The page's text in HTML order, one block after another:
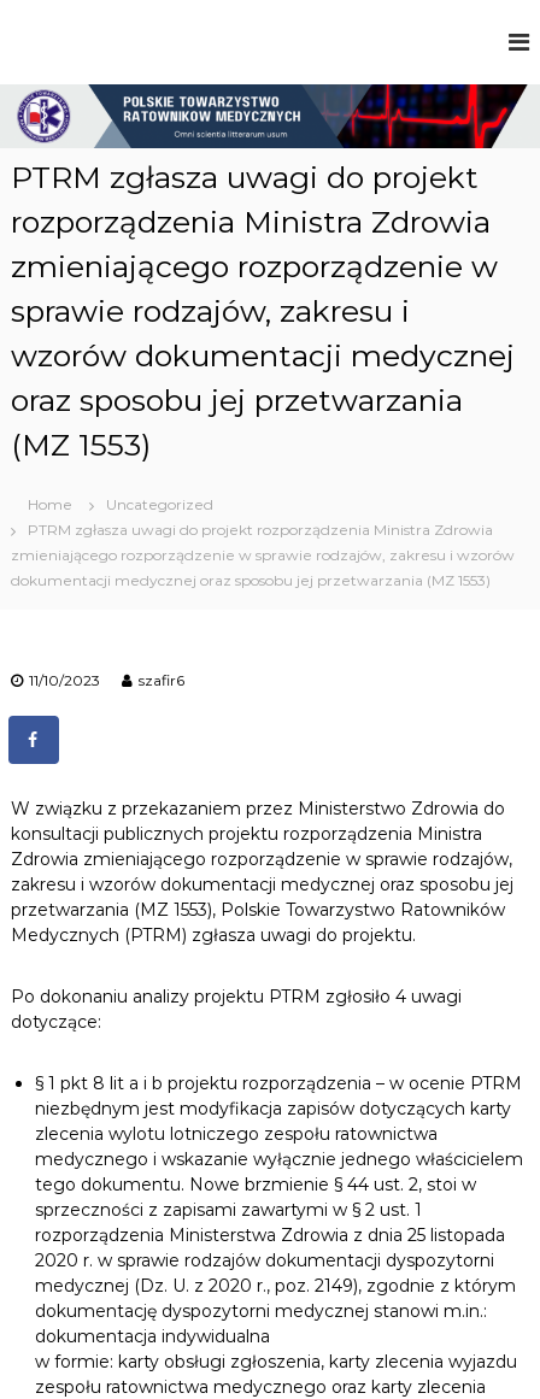
l
s
k
e
o
a
z
s
w
R
o
w
n
e
c
z
y
c
h
PTRM zgłasza uwagi do projekt
rozporządzenia Ministra Zdrowia
zmieniającego rozporządzenie w
sprawie rodzajów, zakresu i
wzorów dokumentacji medycznej
oraz sposobu jej przetwarzania
(MZ 1553)
Home
Uncategorized
PTRM zgłasza uwagi do projekt rozporządzenia Ministra Zdrowia
zmieniającego rozporządzenie w sprawie rodzajów, zakresu i wzorów
dokumentacji medycznej oraz sposobu jej przetwarzania (MZ 1553)
11/10/2023 szafir6
W związku z przekazaniem przez Ministerstwo Zdrowia do
konsultacji publicznych projektu rozporządzenia Ministra
Zdrowia zmieniającego rozporządzenie w sprawie rodzajów,
zakresu i wzorów dokumentacji medycznej oraz sposobu jej
przetwarzania (MZ 1553), Polskie Towarzystwo Ratowników
Medycznych (PTRM) zgłasza uwagi do projektu.
Po dokonaniu analizy projektu PTRM zgłosiło 4 uwagi
dotyczące:
§ 1 pkt 8 lit a i b projektu rozporządzenia – w ocenie PTRM
niezbędnym jest modyfikacja zapisów dotyczących karty
zlecenia wylotu lotniczego zespołu ratownictwa
medycznego i wskazanie wyłącznie jednego właścicielem
tego dokumentu. Nowe brzmienie § 44 ust. 2, stoi w
sprzeczności z zapisami zawartymi w § 2 ust. 1
rozporządzenia Ministerstwa Zdrowia z dnia 25 listopada
2020 r. w sprawie rodzajów dokumentacji dyspozytorni
medycznej (Dz. U. z 2020 r., poz. 2149), zgodnie z którym
dokumentację dyspozytorni medycznej stanowi m.in.:
dokumentacja indywidualna
w formie: karty obsługi zgłoszenia, karty zlecenia wyjazdu
zespołu ratownictwa medycznego oraz karty zlecenia